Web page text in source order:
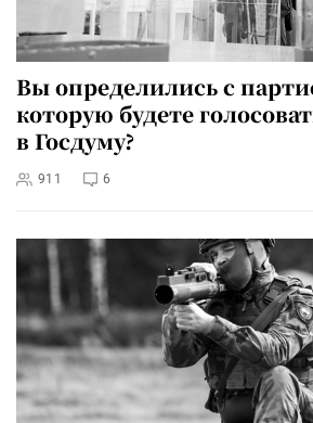
Вы определились с
которую будете
в Госдуму?
911 6